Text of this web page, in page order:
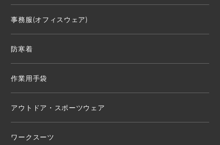
事務服(オフィスウェア)
防寒着
作業用手袋
アウトドア・スポーツウェア
ワークスーツ